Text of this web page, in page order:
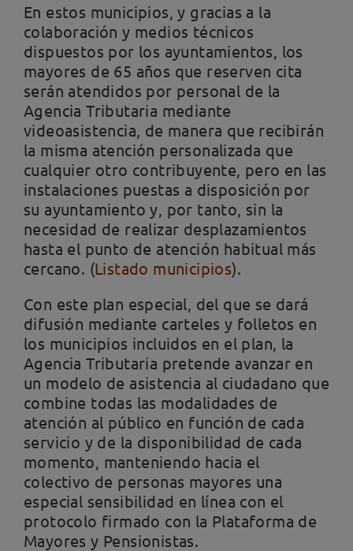
En estos municipios, y gracias a la
colaboración y medios técnicos
dispuestos por los ayuntamientos, los
mayores de 65 años que reserven cita
serán atendidos por personal de la
Agencia Tributaria mediante
videoasistencia, de manera que recibirán
la misma atención personalizada que
cualquier otro contribuyente, pero en las
instalaciones puestas a disposición por
su ayuntamiento y, por tanto, sin la
necesidad de realizar desplazamientos
hasta el punto de atención habitual más
cercano. (Listado municipios).
Con este plan especial, del que se dará
difusión mediante carteles y folletos en
los municipios incluidos en el plan, la
Agencia Tributaria pretende avanzar en
un modelo de asistencia al ciudadano que
combine todas las modalidades de
atención al público en función de cada
servicio y de la disponibilidad de cada
momento, manteniendo hacia el
colectivo de personas mayores una
especial sensibilidad en línea con el
protocolo firmado con la Plataforma de
Mayores y Pensionistas.